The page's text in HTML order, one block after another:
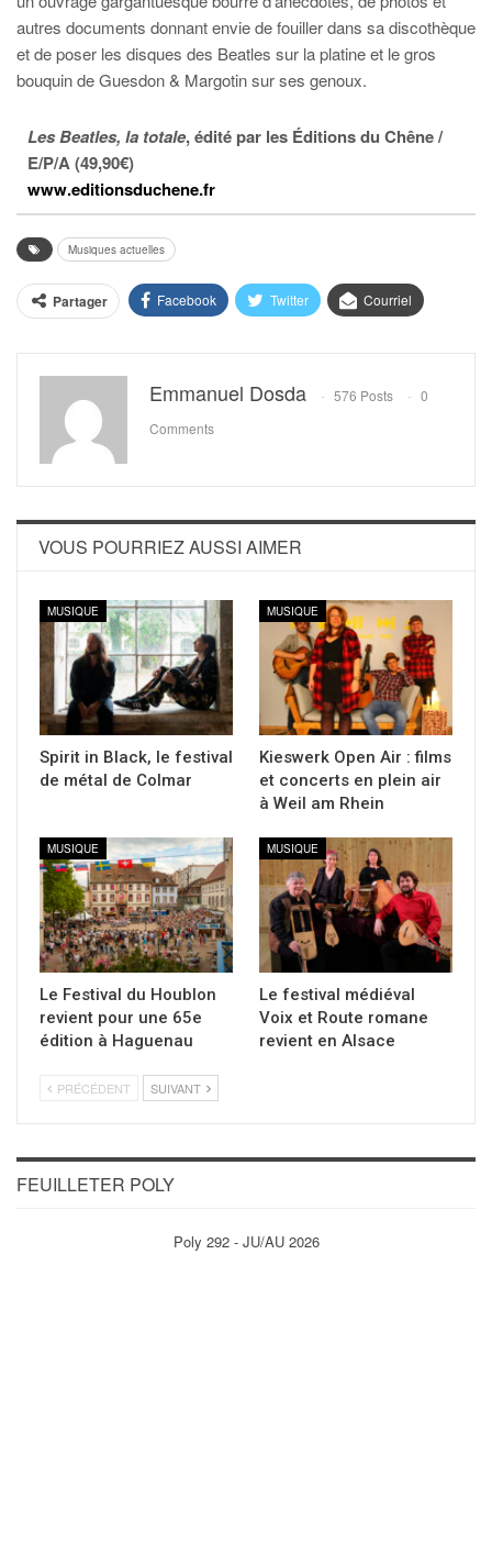
autres documents donnant envie de fouiller dans sa discothèque
et de poser les disques des Beatles sur la platine et le gros
bouquin de Guesdon & Margotin sur ses genoux.
Les Beatles, la totale, édité par les Éditions du Chêne /
E/P/A (49,90€)
www.editionsduchene.fr
Musiques actuelles
Partager Facebook Twitter Courriel
Emmanuel Dosda 576 Posts
0
Comments
VOUS POURRIEZ AUSSI AIMER
MUSIQUE
Spirit in Black, le festival
de métal de Colmar
MUSIQUE
Kieswerk Open Air : films
et concerts en plein air
à Weil am Rhein
MUSIQUE
Le Festival du Houblon
revient pour une 65e
édition à Haguenau
MUSIQUE
Le festival médiéval
Voix et Route romane
revient en Alsace
PRÉCÉDENT SUIVANT
FEUILLETER POLY
Poly 292 - JU/AU 2026